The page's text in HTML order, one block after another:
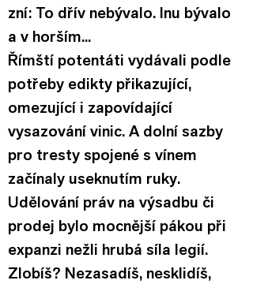
zní: To dřív nebývalo. Inu bývalo
a v horším...
Římští potentáti vydávali podle
potřeby edikty přikazující,
omezující i zapovídající
vysazování vinic. A dolní sazby
pro tresty spojené s vínem
začínaly useknutím ruky.
Udělování práv na výsadbu či
prodej bylo mocnější pákou při
expanzi nežli hrubá síla legií.
Zlobíš? Nezasadíš, nesklidíš,